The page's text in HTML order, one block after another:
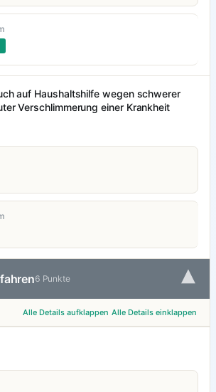
auf Haushaltshilfe wegen schwerer
Verschlimmerung einer Krankheit
6 Punkte ▾
Alle Details aufklappen Alle Details einklappen